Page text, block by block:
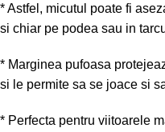
* Astfel, micutul poate fi
si chiar pe podea sau in
* Marginea pufoasa
si le permite sa se joace si
* Perfecta pentru viitoarele